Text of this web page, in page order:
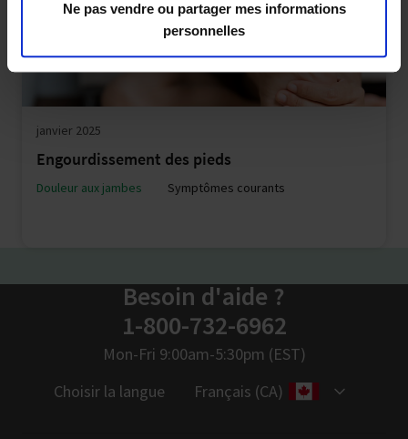
Ne pas vendre ou partager mes informations
personnelles
janvier 2025
Engourdissement des pieds
Douleur aux jambes Symptômes courants
Besoin d'aide ?
1-800-732-6962
Mon-Fri 9:00am-5:30pm (EST)
Choisir la langue
Français (CA)